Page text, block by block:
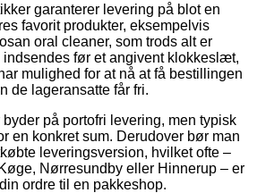
garanterer levering på blot en
favorit produkter, eksempelvis
oral cleaner, som trods alt er
før et angivent klokkeslæt,
mulighed for at nå at få bestillingen
de lageransatte får fri.
på portofri levering, men typisk
en konkret sum. Derudover bør man
leveringsversion, hvilket ofte –
Nørresundby eller Hinnerup – er
ordre til en pakkeshop.